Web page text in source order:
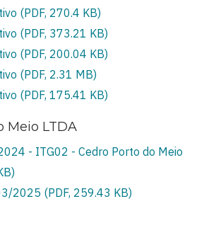
(PDF, 270.4 KB)
(PDF, 373.21 KB)
(PDF, 200.04 KB)
(PDF, 2.31 MB)
(PDF, 175.41 KB)
Meio LTDA
- ITG02 - Cedro Porto do Meio
2025 (PDF, 259.43 KB)